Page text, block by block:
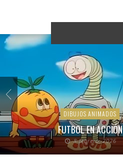
DIBUJOS ANIMADOS
FUTBOL EN ACCIÓN
8 febrero, 2026